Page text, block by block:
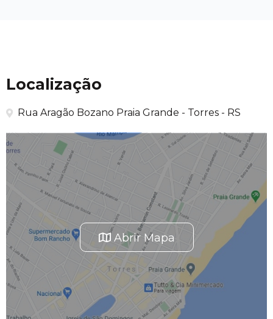
Localização
Rua Aragão Bozano Praia Grande - Torres - RS
Abrir Mapa